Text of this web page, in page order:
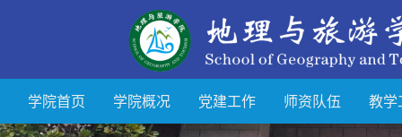
学院首页 学院概况 党建工作 师资队伍 教学